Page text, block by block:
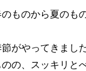
ものから夏のも
がやってきました
の、スッキリと